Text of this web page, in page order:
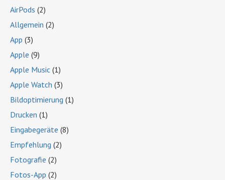
AirPods (2)
Allgemein (2)
App (3)
Apple (9)
Apple Music (1)
Apple Watch (3)
Bildoptimierung (1)
Drucken (1)
Eingabegeräte (8)
Empfehlung (2)
Fotografie (2)
Fotos-App (2)